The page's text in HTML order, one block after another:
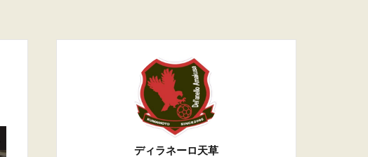
ディラネーロ天草